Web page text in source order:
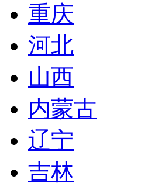
重庆
河北
山西
内蒙古
辽宁
吉林